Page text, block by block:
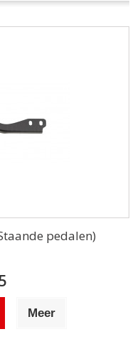
pedalen)
Meer